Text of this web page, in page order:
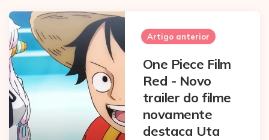
Post
navigation
Artigo anterior
One Piece Film
Red - Novo
trailer do filme
novamente
destaca Uta